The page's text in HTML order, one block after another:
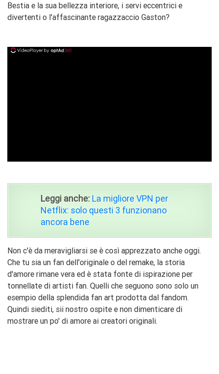
Bestia e la sua bellezza interiore, i servi eccentrici e
divertenti o l'affascinante ragazzaccio Gaston?
Leggi anche: La migliore VPN per
Netflix: solo questi 3 funzionano
ancora bene
Non c'è da meravigliarsi se è così apprezzato anche oggi.
Che tu sia un fan dell'originale o del remake, la storia
d'amore rimane vera ed è stata fonte di ispirazione per
tonnellate di artisti fan. Quelli che seguono sono solo un
esempio della splendida fan art prodotta dal fandom.
Quindi siediti, sii nostro ospite e non dimenticare di
mostrare un po' di amore ai creatori originali.